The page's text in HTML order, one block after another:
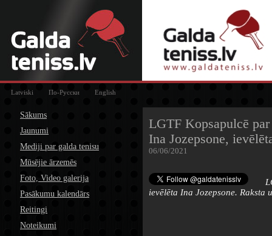
Latviski По-Русски English
Sākums
Jaunumi
Mediji par galda tenisu
Mūsējie ārzemēs
Foto, Video galerija
Pasākumu kalendārs
Reitingi
Noteikumi
LGTF Kopsapulcē
Ina Jozepsone,
06/06/2021
ievēlēta Ina Jozepsone. Raksta